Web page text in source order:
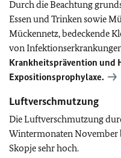
Durch die Beachtung
Essen und Trinken sowie
Mückennetz, bedeckende
von
Krankheitsprävention und
Expositionsprophylaxe.
Luftverschmutzung
Die Luftverschmutzung
Wintermonaten November
Skopje sehr hoch.